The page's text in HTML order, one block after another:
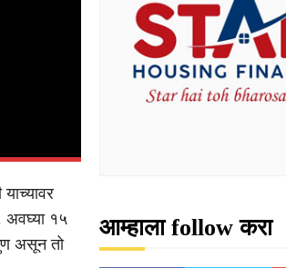
अवघ्या १५
असून तो
आम्हाला follow करा